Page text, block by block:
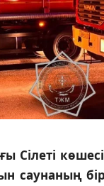
саунаның